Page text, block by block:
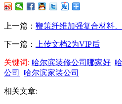
上一篇： 鞭策纤维加强复合材料
下一篇： 上传文档2为VIP后
关键词: 哈尔滨装修公司哪家好
公司
哈尔滨家装公司
相关文章: